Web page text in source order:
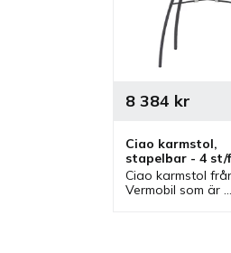
Ciao karmstol,
stapelbar - 4 st/
Ciao karmstol
Vermobil som är
8 384 kr